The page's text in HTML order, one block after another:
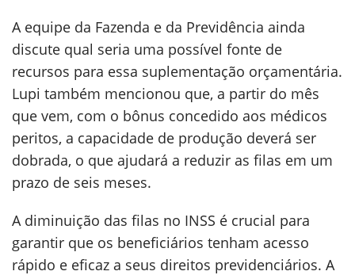
A equipe da Fazenda e da Previdência ainda
discute qual seria uma possível fonte de
recursos para essa suplementação orçamentária.
Lupi também mencionou que, a partir do mês
que vem, com o bônus concedido aos médicos
peritos, a capacidade de produção deverá ser
dobrada, o que ajudará a reduzir as filas em um
prazo de seis meses.
A diminuição das filas no INSS é crucial para
garantir que os beneficiários tenham acesso
rápido e eficaz a seus direitos previdenciários. A